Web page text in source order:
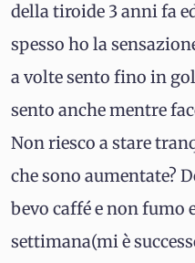
della tiroide 3 anni fa
spesso ho la
a volte sento fino in
sento anche mentre
Non riesco a stare
che sono aumentate?
bevo caffé e non fumo
settimana(mi è